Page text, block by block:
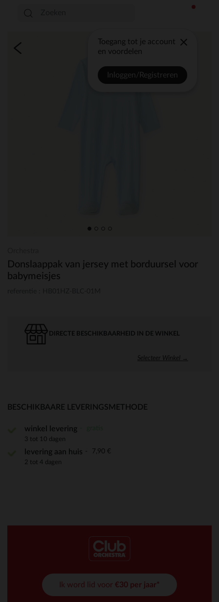
Toegang tot je account
en voordelen
Inloggen/Registreren
Donslaappak van jersey met borduursel voor
babymeisjes
DIRECTE BESCHIKBAARHEID IN DE WINKEL
Selecteer Winkel →
BESCHIKBAARE LEVERINGSMETHODE
winkel levering
3 tot 10 dagen
levering aan huis 7,90 €
2 tot 4 dagen
Ik word lid voor €30 per jaar*